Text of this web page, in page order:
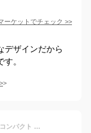
ーケット でチェック >>
デザインだから
。
>
【 ミニマリスト 】 本革 薄い財布 二つ折り コンパクト 財布 二つ折り財布 ミニ財布 レディース メンズ ミニマリスト フラグメント ケース 小銭入れ スキミング 磁気 破損 防止 カード 軽量 薄型 薄い 革 レザー 使いやすい 小銭入れ メンズ 一粒万倍日